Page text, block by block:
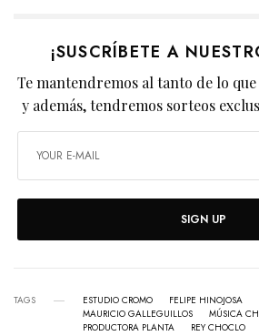
¡SUSCRÍBETE A
Te mantendremos al tanto de lo que
y además, tendremos sorteos
SIGN UP
TAGS ESTUDIO CROMO FELIPE HINOJOSA
MAURICIO GALLEGUILLOS
MÚSICA
PRODUCTORA PLANTA
REY CHOCLO